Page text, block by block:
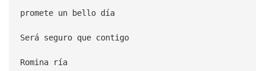
promete un bello día
Será seguro que contigo
Romina ría